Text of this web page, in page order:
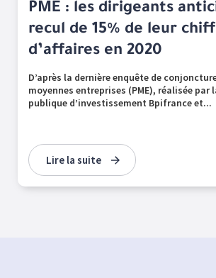
PME : les dirigeants
recul de 15% de leur
d’affaires en 2020
D’après la dernière enquête de
moyennes entreprises (PME), réalisée par
publique d’investissement Bpifrance et...
Lire la suite